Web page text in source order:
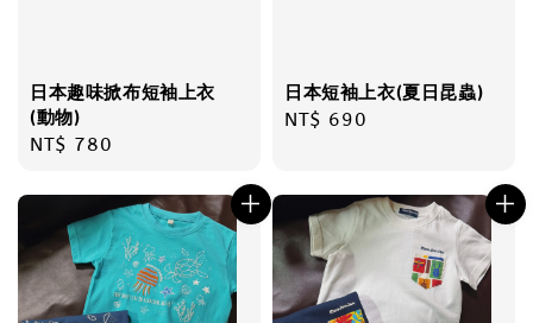
日本趣味掀布短袖上衣
(動物)
Regular
NT$ 780
日本短袖上衣(夏日昆蟲)
Regular
NT$ 690